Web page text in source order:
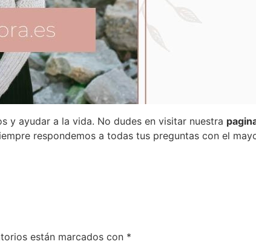
y ayudar a la vida. No dudes en visitar nuestra
respondemos a todas tus preguntas con el
están marcados con *